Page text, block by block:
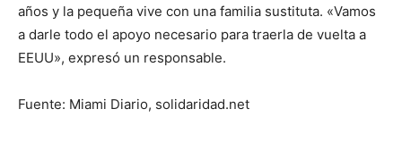
años y la pequeña vive con una familia sustituta. «Vamos
a darle todo el apoyo necesario para traerla de vuelta a
EEUU», expresó un responsable.
Fuente: Miami Diario, solidaridad.net